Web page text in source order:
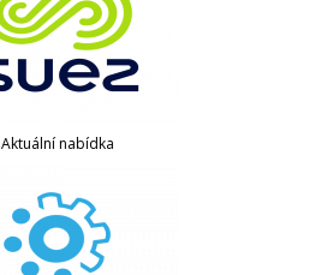
Aktuální nabídka